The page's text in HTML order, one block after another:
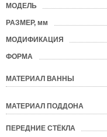
МОДЕЛЬ
РАЗМЕР, мм
МОДИФИКАЦИЯ
ФОРМА
МАТЕРИАЛ ВАННЫ
МАТЕРИАЛ ПОДДОНА
ПЕРЕДНИЕ СТЁКЛА